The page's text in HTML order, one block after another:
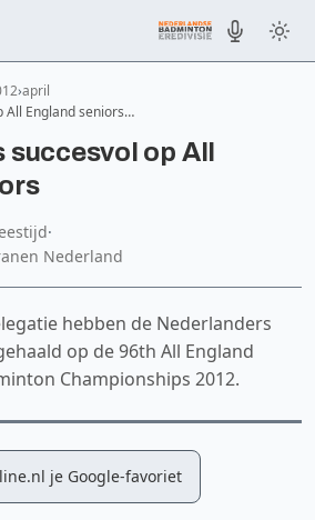
april
All England seniors…
succesvol op All
·
Nederland
hebben de Nederlanders
op de 96th All England
Championships 2012.
je Google-favoriet